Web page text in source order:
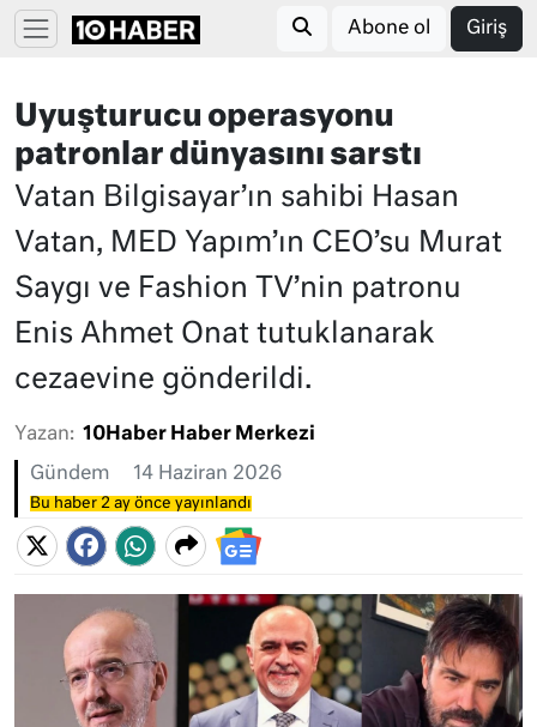
Abone ol Giriş
Uyuşturucu operasyonu
patronlar dünyasını sarstı
Vatan Bilgisayar’ın sahibi Hasan
Vatan, MED Yapım’ın CEO’su Murat
Saygı ve Fashion TV’nin patronu
Enis Ahmet Onat tutuklanarak
cezaevine gönderildi.
Yazan: 10Haber Haber Merkezi
Gündem 14 Haziran 2026
Bu haber 2 ay önce yayınlandı